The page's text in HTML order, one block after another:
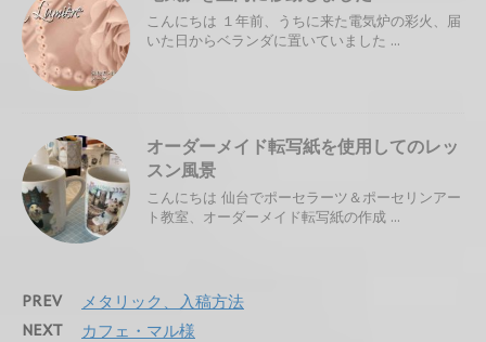
こんにちは １年前、うちに来た電気炉の彩火、届
いた日からベランダに置いていました ...
オーダーメイド転写紙を使用してのレッ
スン風景
こんにちは 仙台でポーセラーツ＆ポーセリンアー
ト教室、オーダーメイド転写紙の作成 ...
PREV メタリック、入稿方法
NEXT カフェ・マル様